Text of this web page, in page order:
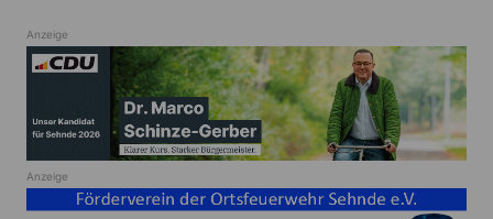
Anzeige
Anzeige